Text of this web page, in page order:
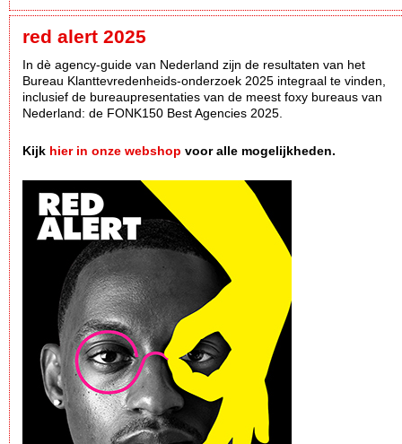
red alert 2025
In dè agency-guide van Nederland zijn de resultaten van het
Bureau Klanttevredenheids-onderzoek 2025 integraal te vinden,
inclusief de bureaupresentaties van de meest foxy bureaus van
Nederland: de FONK150 Best Agencies 2025.
Kijk hier in onze webshop voor alle mogelijkheden.